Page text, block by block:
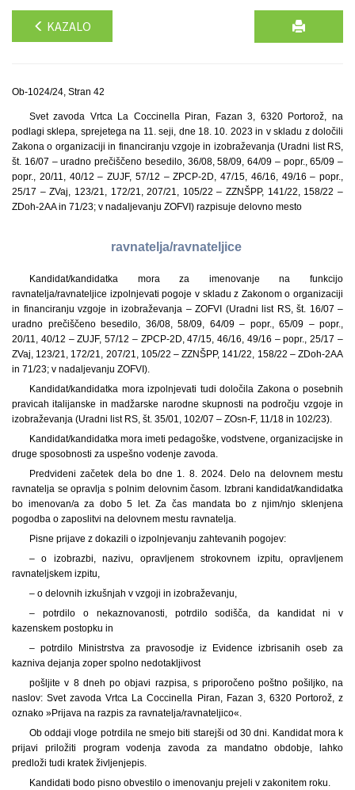
KAZALO
Ob-1024/24, Stran 42
Svet zavoda Vrtca La Coccinella Piran, Fazan 3, 6320 Portorož, na
podlagi sklepa, sprejetega na 11. seji, dne 18. 10. 2023 in v skladu z določili
Zakona o organizaciji in financiranju vzgoje in izobraževanja (Uradni list RS,
št. 16/07 – uradno prečiščeno besedilo, 36/08, 58/09, 64/09 – popr., 65/09 –
popr., 20/11, 40/12 – ZUJF, 57/12 – ZPCP-2D, 47/15, 46/16, 49/16 – popr.,
25/17 – ZVaj, 123/21, 172/21, 207/21, 105/22 – ZZNŠPP, 141/22, 158/22 –
ZDoh-2AA in 71/23; v nadaljevanju ZOFVI) razpisuje delovno mesto
ravnatelja/ravnateljice
Kandidat/kandidatka mora za imenovanje na funkcijo
ravnatelja/ravnateljice izpolnjevati pogoje v skladu z Zakonom o organizaciji
in financiranju vzgoje in izobraževanja – ZOFVI (Uradni list RS, št. 16/07 –
uradno prečiščeno besedilo, 36/08, 58/09, 64/09 – popr., 65/09 – popr.,
20/11, 40/12 – ZUJF, 57/12 – ZPCP-2D, 47/15, 46/16, 49/16 – popr., 25/17 –
ZVaj, 123/21, 172/21, 207/21, 105/22 – ZZNŠPP, 141/22, 158/22 – ZDoh-2AA
in 71/23; v nadaljevanju ZOFVI).
Kandidat/kandidatka mora izpolnjevati tudi določila Zakona o posebnih
pravicah italijanske in madžarske narodne skupnosti na področju vzgoje in
izobraževanja (Uradni list RS, št. 35/01, 102/07 – ZOsn-F, 11/18 in 102/23).
Kandidat/kandidatka mora imeti pedagoške, vodstvene, organizacijske in
druge sposobnosti za uspešno vodenje zavoda.
Predvideni začetek dela bo dne 1. 8. 2024. Delo na delovnem mestu
ravnatelja se opravlja s polnim delovnim časom. Izbrani kandidat/kandidatka
bo imenovan/a za dobo 5 let. Za čas mandata bo z njim/njo sklenjena
pogodba o zaposlitvi na delovnem mestu ravnatelja.
Pisne prijave z dokazili o izpolnjevanju zahtevanih pogojev:
– o izobrazbi, nazivu, opravljenem strokovnem izpitu, opravljenem
ravnateljskem izpitu,
– o delovnih izkušnjah v vzgoji in izobraževanju,
– potrdilo o nekaznovanosti, potrdilo sodišča, da kandidat ni v
kazenskem postopku in
– potrdilo Ministrstva za pravosodje iz Evidence izbrisanih oseb za
kazniva dejanja zoper spolno nedotakljivost
pošljite v 8 dneh po objavi razpisa, s priporočeno poštno pošiljko, na
naslov: Svet zavoda Vrtca La Coccinella Piran, Fazan 3, 6320 Portorož, z
oznako »Prijava na razpis za ravnatelja/ravnateljico«.
Ob oddaji vloge potrdila ne smejo biti starejši od 30 dni. Kandidat mora k
prijavi priložiti program vodenja zavoda za mandatno obdobje, lahko
predloži tudi kratek življenjepis.
Kandidati bodo pisno obvestilo o imenovanju prejeli v zakonitem roku.